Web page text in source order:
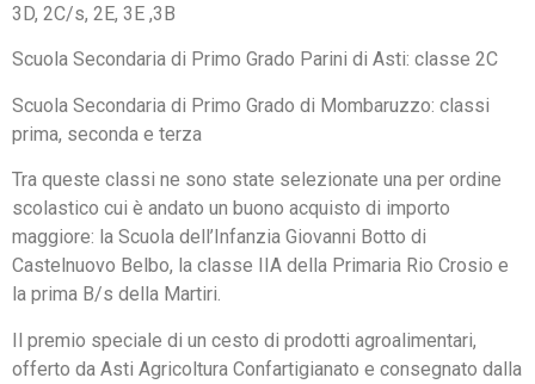
3D, 2C/s, 2E, 3E ,3B
Scuola Secondaria di Primo Grado Parini di Asti: classe 2C
Scuola Secondaria di Primo Grado di Mombaruzzo: classi
prima, seconda e terza
Tra queste classi ne sono state selezionate una per ordine
scolastico cui è andato un buono acquisto di importo
maggiore: la Scuola dell’Infanzia Giovanni Botto di
Castelnuovo Belbo, la classe IIA della Primaria Rio Crosio e
la prima B/s della Martiri.
Il premio speciale di un cesto di prodotti agroalimentari,
offerto da Asti Agricoltura Confartigianato e consegnato dalla